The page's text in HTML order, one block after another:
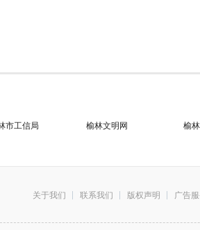
市工信局 榆林文明网 榆
关于我们 联系我们 版权声明 广告